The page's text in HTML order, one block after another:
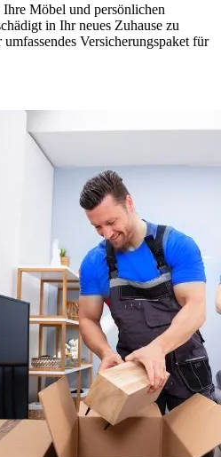
Möbel und persönlichen
in Ihr neues Zuhause zu
Versicherungspaket für